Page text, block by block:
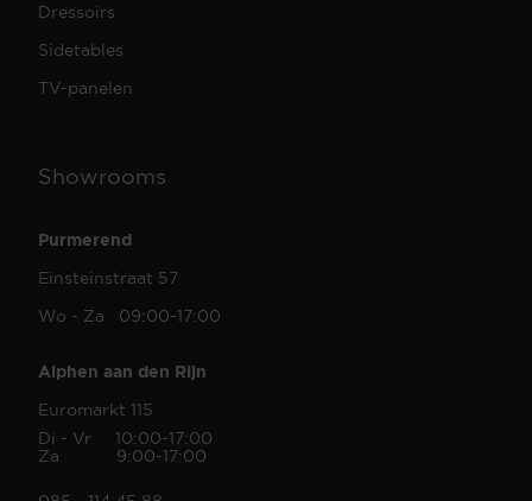
Dressoirs
Sidetables
TV-panelen
Showrooms
Purmerend
Einsteinstraat 57
Wo - Za 09:00-17:00
Alphen aan den Rijn
Euromarkt 115
Di - Vr 10:00-17:00
Za 9:00-17:00